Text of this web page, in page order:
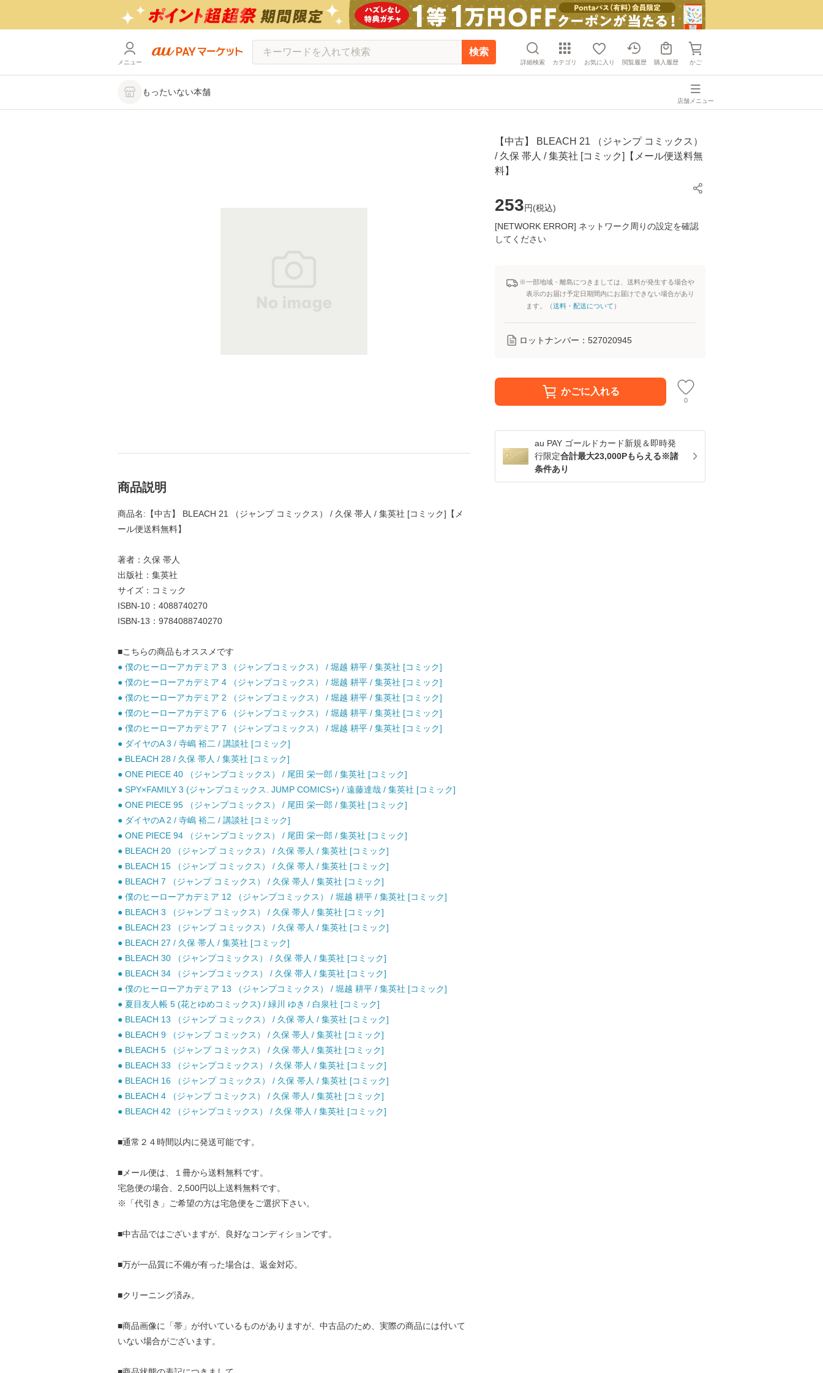
メニュー
検索
詳細検索 カテゴリ お気に入り 閲覧履歴 購入履歴 かご
もったいない本舗
店舗メニュー
【中古】 BLEACH 21 （ジャンプ コミックス）
/ 久保 帯人 / 集英社 [コミック]【メール便送料無
料】
253円(税込)
[NETWORK ERROR] ネットワーク周りの設定を確認
してください
※一部地域・離島につきましては、送料が発生する場合や
表示のお届け予定日期間内にお届けできない場合があり
ます。（送料・配送について ）
ロットナンバー： 527020945
かごに入れる
0
au PAY ゴールドカード新規＆即時発
行限定合計最大23,000Pもらえる※諸
条件あり
商品説明
商品名:【中古】 BLEACH 21 （ジャンプ コミックス） / 久保 帯人 / 集英社 [コミック]【メ
ール便送料無料】
著者：久保 帯人
出版社：集英社
サイズ：コミック
ISBN-10：4088740270
ISBN-13：9784088740270
■こちらの商品もオススメです
● 僕のヒーローアカデミア 3 （ジャンプコミックス） / 堀越 耕平 / 集英社 [コミック]
● 僕のヒーローアカデミア 4 （ジャンプコミックス） / 堀越 耕平 / 集英社 [コミック]
● 僕のヒーローアカデミア 2 （ジャンプコミックス） / 堀越 耕平 / 集英社 [コミック]
● 僕のヒーローアカデミア 6 （ジャンプコミックス） / 堀越 耕平 / 集英社 [コミック]
● 僕のヒーローアカデミア 7 （ジャンプコミックス） / 堀越 耕平 / 集英社 [コミック]
● ダイヤのA 3 / 寺嶋 裕二 / 講談社 [コミック]
● BLEACH 28 / 久保 帯人 / 集英社 [コミック]
● ONE PIECE 40 （ジャンプコミックス） / 尾田 栄一郎 / 集英社 [コミック]
● SPY×FAMILY 3 (ジャンプコミックス. JUMP COMICS+) / 遠藤達哉 / 集英社 [コミック]
● ONE PIECE 95 （ジャンプコミックス） / 尾田 栄一郎 / 集英社 [コミック]
● ダイヤのA 2 / 寺嶋 裕二 / 講談社 [コミック]
● ONE PIECE 94 （ジャンプコミックス） / 尾田 栄一郎 / 集英社 [コミック]
● BLEACH 20 （ジャンプ コミックス） / 久保 帯人 / 集英社 [コミック]
● BLEACH 15 （ジャンプ コミックス） / 久保 帯人 / 集英社 [コミック]
● BLEACH 7 （ジャンプ コミックス） / 久保 帯人 / 集英社 [コミック]
● 僕のヒーローアカデミア 12 （ジャンプコミックス） / 堀越 耕平 / 集英社 [コミック]
● BLEACH 3 （ジャンプ コミックス） / 久保 帯人 / 集英社 [コミック]
● BLEACH 23 （ジャンプ コミックス） / 久保 帯人 / 集英社 [コミック]
● BLEACH 27 / 久保 帯人 / 集英社 [コミック]
● BLEACH 30 （ジャンプコミックス） / 久保 帯人 / 集英社 [コミック]
● BLEACH 34 （ジャンプコミックス） / 久保 帯人 / 集英社 [コミック]
● 僕のヒーローアカデミア 13 （ジャンプコミックス） / 堀越 耕平 / 集英社 [コミック]
● 夏目友人帳 5 (花とゆめコミックス) / 緑川 ゆき / 白泉社 [コミック]
● BLEACH 13 （ジャンプ コミックス） / 久保 帯人 / 集英社 [コミック]
● BLEACH 9 （ジャンプ コミックス） / 久保 帯人 / 集英社 [コミック]
● BLEACH 5 （ジャンプ コミックス） / 久保 帯人 / 集英社 [コミック]
● BLEACH 33 （ジャンプコミックス） / 久保 帯人 / 集英社 [コミック]
● BLEACH 16 （ジャンプ コミックス） / 久保 帯人 / 集英社 [コミック]
● BLEACH 4 （ジャンプ コミックス） / 久保 帯人 / 集英社 [コミック]
● BLEACH 42 （ジャンプコミックス） / 久保 帯人 / 集英社 [コミック]
■通常２４時間以内に発送可能です。
■メール便は、１冊から送料無料です。
宅急便の場合、2,500円以上送料無料です。
※「代引き」ご希望の方は宅急便をご選択下さい。
■中古品ではございますが、良好なコンディションです。
■万が一品質に不備が有った場合は、返金対応。
■クリーニング済み。
■商品画像に「帯」が付いているものがありますが、中古品のため、実際の商品には付いて
いない場合がございます。